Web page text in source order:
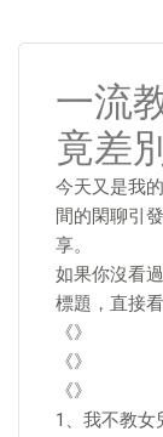
一流
竟差
今天又是我
間的閑聊引
享。
如果你沒看
標題，直接看
《》
《》
《》
1、我不教女